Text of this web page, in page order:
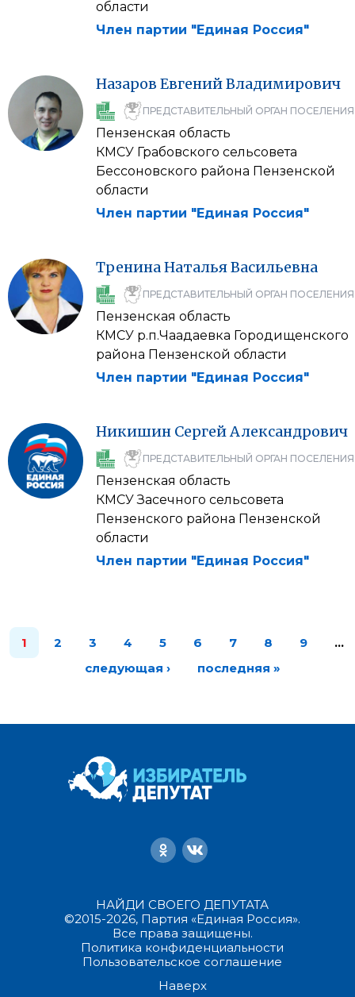
области
Член партии "Единая Россия"
Назаров ЕвгенийВладимирович
ПРЕДСТАВИТЕЛЬНЫЙ ОРГАН ПОСЕЛЕНИЯ
Пензенская область
КМСУ Грабовского сельсовета
Бессоновского района Пензенской
области
Член партии "Единая Россия"
ТренинаНатальяВасильевна
ПРЕДСТАВИТЕЛЬНЫЙ ОРГАН ПОСЕЛЕНИЯ
Пензенская область
КМСУ р.п.Чаадаевка Городищенского
района Пензенской области
Член партии "Единая Россия"
Никишин СергейАлександрович
ПРЕДСТАВИТЕЛЬНЫЙ ОРГАН ПОСЕЛЕНИЯ
Пензенская область
КМСУ Засечного сельсовета
Пензенского района Пензенской
области
Член партии "Единая Россия"
1 2 3 4 5 6 7 8 9
…
следующая ›
последняя »
НАЙДИ СВОЕГО ДЕПУТАТА
©2015-2026, Партия «Единая Россия».
Все права защищены.
Политика конфиденциальности
Пользовательское соглашение
Наверх